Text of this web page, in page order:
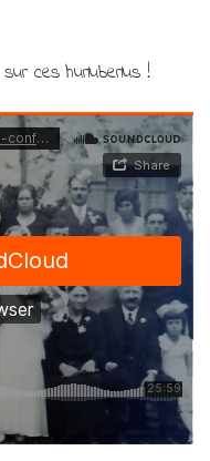
ces hurluberlus !